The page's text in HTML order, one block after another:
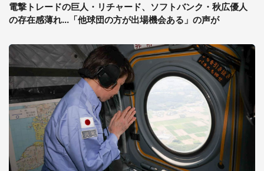
電撃トレードの巨人・リチャード、ソフトバンク・秋広優人
の存在感薄れ...「他球団の方が出場機会ある」の声が